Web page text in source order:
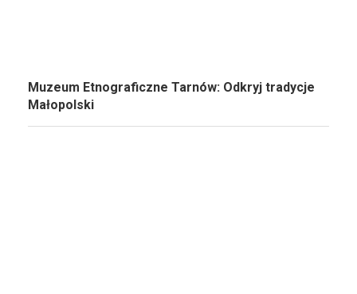
Muzeum Etnograficzne Tarnów: Odkryj tradycje
Małopolski